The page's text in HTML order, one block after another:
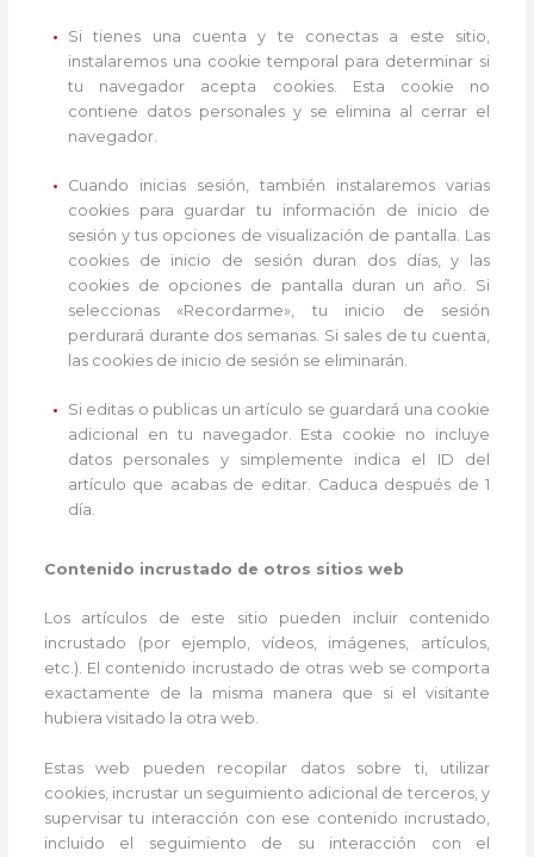
Si tienes una cuenta y te conectas a este sitio,
instalaremos una cookie temporal para determinar si
tu navegador acepta cookies. Esta cookie no
contiene datos personales y se elimina al cerrar el
navegador.
Cuando inicias sesión, también instalaremos varias
cookies para guardar tu información de inicio de
sesión y tus opciones de visualización de pantalla. Las
cookies de inicio de sesión duran dos días, y las
cookies de opciones de pantalla duran un año. Si
seleccionas «Recordarme», tu inicio de sesión
perdurará durante dos semanas. Si sales de tu cuenta,
las cookies de inicio de sesión se eliminarán.
Si editas o publicas un artículo se guardará una cookie
adicional en tu navegador. Esta cookie no incluye
datos personales y simplemente indica el ID del
artículo que acabas de editar. Caduca después de 1
día.
Contenido incrustado de otros sitios web
Los artículos de este sitio pueden incluir contenido
incrustado (por ejemplo, vídeos, imágenes, artículos,
etc.). El contenido incrustado de otras web se comporta
exactamente de la misma manera que si el visitante
hubiera visitado la otra web.
Estas web pueden recopilar datos sobre ti, utilizar
cookies, incrustar un seguimiento adicional de terceros, y
supervisar tu interacción con ese contenido incrustado,
incluido el seguimiento de su interacción con el